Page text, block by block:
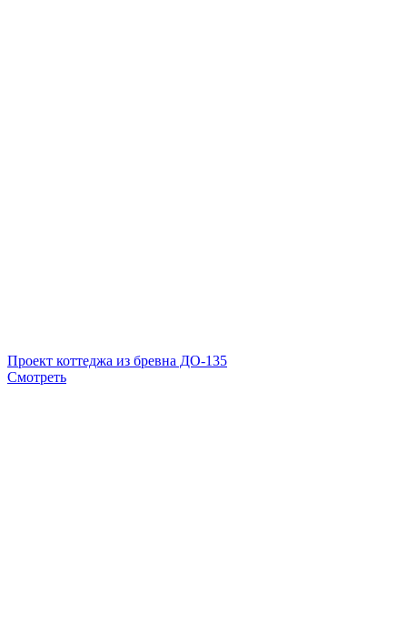
Проект коттеджа из бревна ДО-135
Смотреть